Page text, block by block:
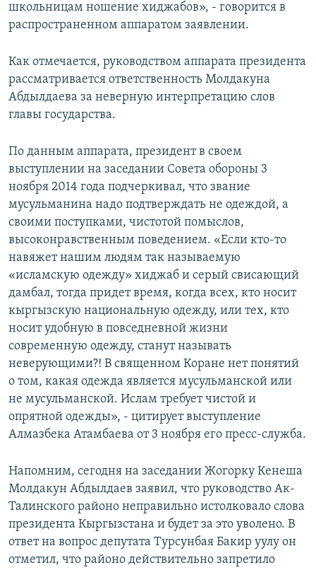
школьницам ношение хиджабов», - говорится в
распространенном аппаратом заявлении.
Как отмечается, руководством аппарата президента
рассматривается ответственность Молдакуна
Абдылдаева за неверную интерпретацию слов
главы государства.
По данным аппарата, президент в своем
выступлении на заседании Совета обороны 3
ноября 2014 года подчеркивал, что звание
мусульманина надо подтверждать не одеждой, а
своими поступками, чистотой помыслов,
высоконравственным поведением. «Если кто-то
навяжет нашим людям так называемую
«исламскую одежду» хиджаб и серый свисающий
дамбал, тогда придет время, когда всех, кто носит
кыргызскую национальную одежду, или тех, кто
носит удобную в повседневной жизни
современную одежду, станут называть
неверующими?! В священном Коране нет понятий
о том, какая одежда является мусульманской или
не мусульманской. Ислам требует чистой и
опрятной одежды», - цитирует выступление
Алмазбека Атамбаева от 3 ноября его пресс-служба.
Напомним, сегодня на заседании Жогорку Кенеша
Молдакун Абдылдаев заявил, что руководство Ак-
Талинского районо неправильно истолковало слова
президента Кыргызстана и будет за это уволено. В
ответ на вопрос депутата Турсунбая Бакир уулу он
отметил, что районо действительно запретило